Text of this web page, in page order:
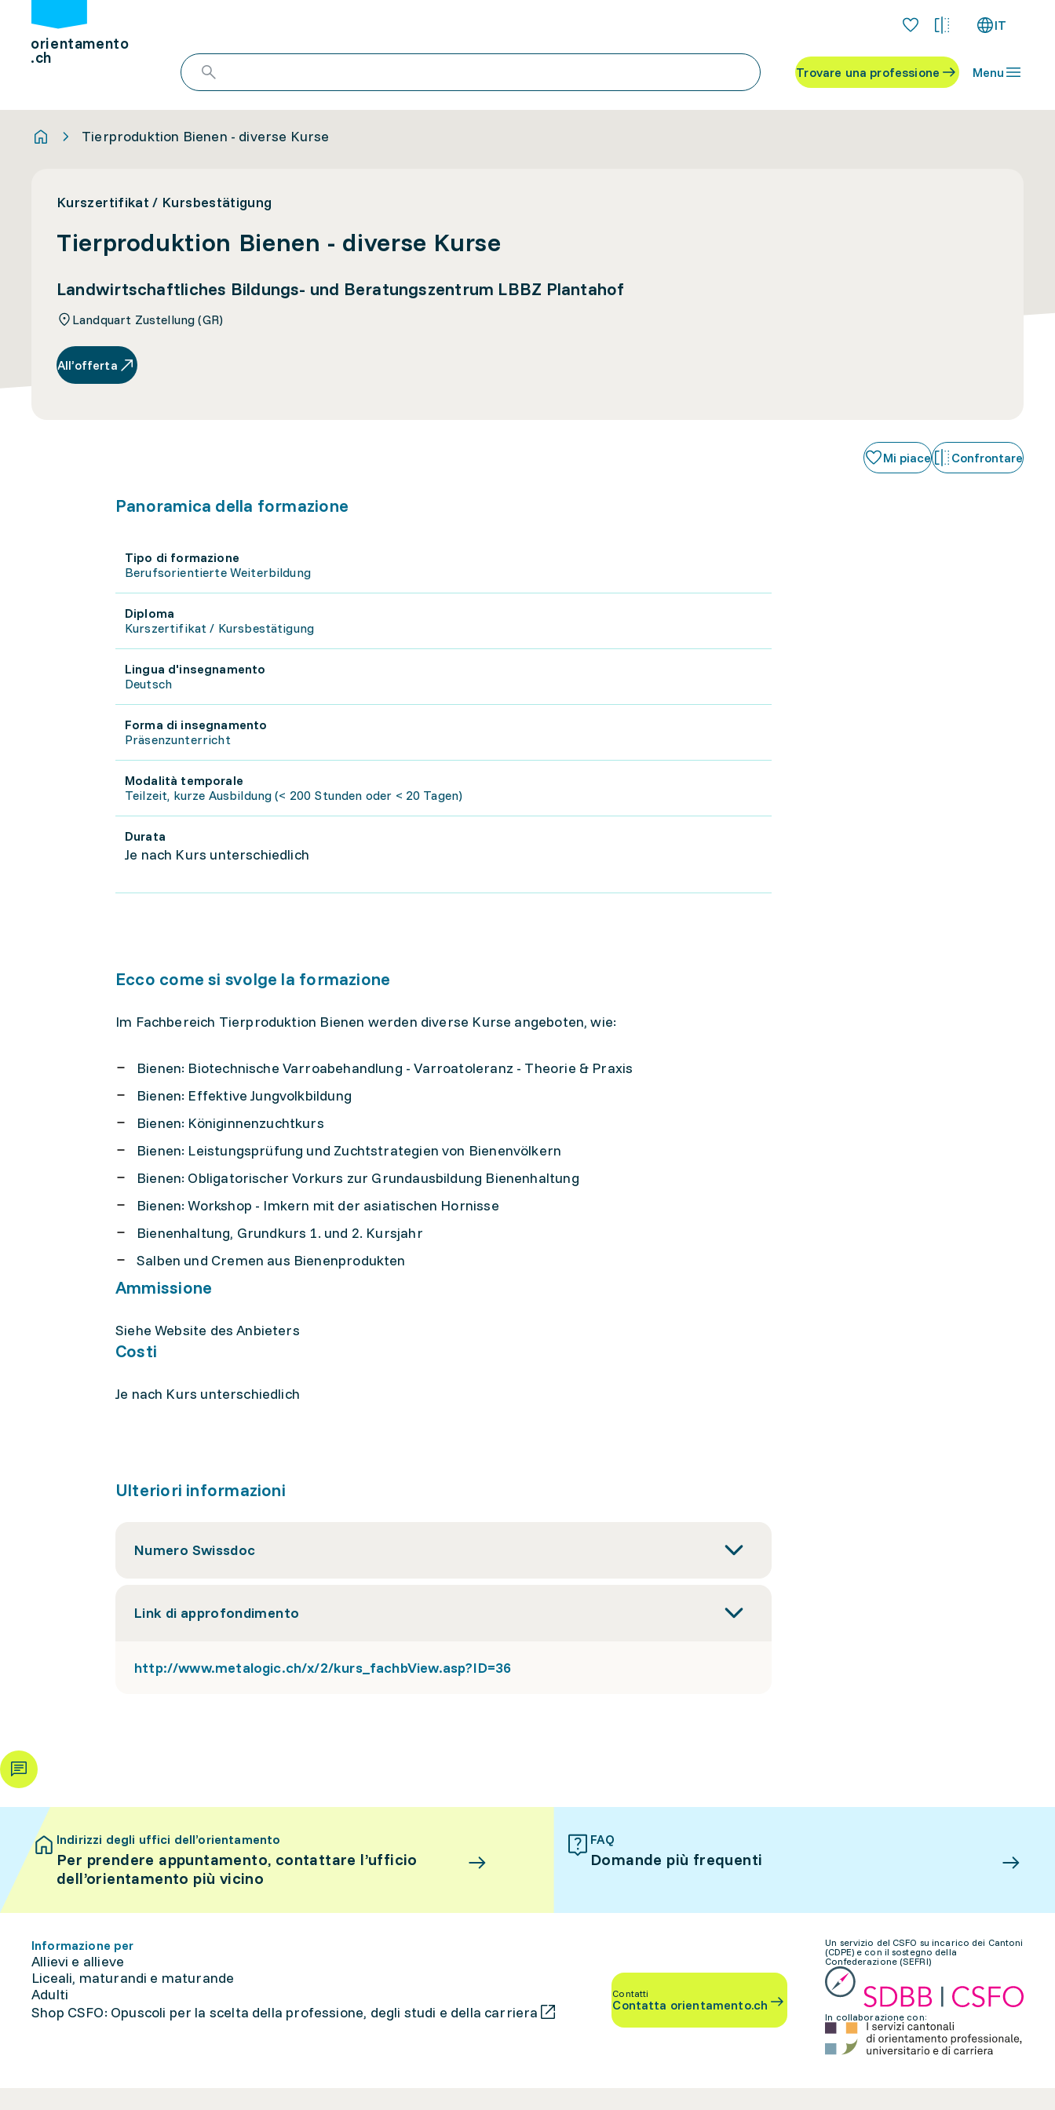
orientamento
.ch
IT
Trovare una professione Menu
Tierproduktion Bienen - diverse Kurse
Kurszertifikat / Kursbestätigung
Tierproduktion Bienen - diverse Kurse
Landwirtschaftliches Bildungs- und Beratungszentrum LBBZ Plantahof
Landquart Zustellung (GR)
All’offerta
Mi piace Confrontare
Panoramica della formazione
Tipo di formazione
Berufsorientierte Weiterbildung
Diploma
Kurszertifikat / Kursbestätigung
Lingua d'insegnamento
Deutsch
Forma di insegnamento
Präsenzunterricht
Modalità temporale
Teilzeit, kurze Ausbildung (< 200 Stunden oder < 20 Tagen)
Durata
Je nach Kurs unterschiedlich
Ecco come si svolge la formazione
Im Fachbereich Tierproduktion Bienen werden diverse Kurse angeboten, wie:
Bienen: Biotechnische Varroabehandlung - Varroatoleranz - Theorie & Praxis
Bienen: Effektive Jungvolkbildung
Bienen: Königinnenzuchtkurs
Bienen: Leistungsprüfung und Zuchtstrategien von Bienenvölkern
Bienen: Obligatorischer Vorkurs zur Grundausbildung Bienenhaltung
Bienen: Workshop - Imkern mit der asiatischen Hornisse
Bienenhaltung, Grundkurs 1. und 2. Kursjahr
Salben und Cremen aus Bienenprodukten
Ammissione
Siehe Website des Anbieters
Costi
Je nach Kurs unterschiedlich
Ulteriori informazioni
Numero Swissdoc
Link di approfondimento
http://www.metalogic.ch/x/2/kurs_fachbView.asp?ID=36
Indirizzi degli uffici dell’orientamento
Per prendere appuntamento, contattare l’ufficio
dell’orientamento più vicino
FAQ
Domande più frequenti
Informazione per
Allievi e allieve
Liceali, maturandi e maturande
Adulti
Shop CSFO: Opuscoli per la scelta della professione, degli studi e della carriera
Contatti
Contatta orientamento.ch
Un servizio del CSFO su incarico dei Cantoni
(CDPE) e con il sostegno della
Confederazione (SEFRI)
In collaborazione con: